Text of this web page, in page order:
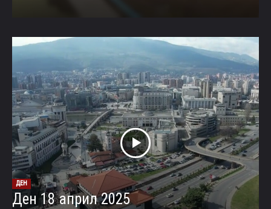
ДЕН
Ден 18 април 2025